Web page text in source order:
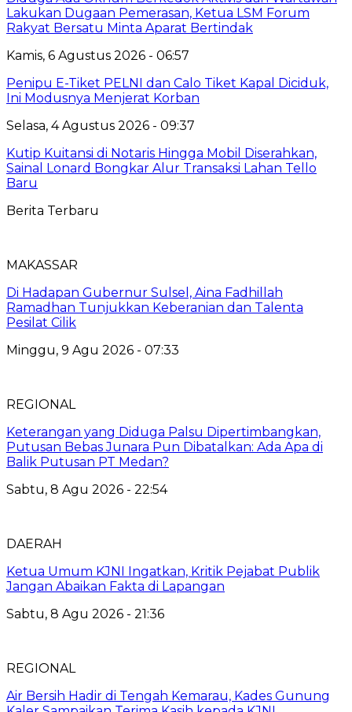
Lakukan Dugaan Pemerasan, Ketua LSM Forum
Rakyat Bersatu Minta Aparat Bertindak
Kamis, 6 Agustus 2026 - 06:57
Penipu E-Tiket PELNI dan Calo Tiket Kapal Diciduk,
Ini Modusnya Menjerat Korban
Selasa, 4 Agustus 2026 - 09:37
Kutip Kuitansi di Notaris Hingga Mobil Diserahkan,
Sainal Lonard Bongkar Alur Transaksi Lahan Tello
Baru
Berita Terbaru
MAKASSAR
Di Hadapan Gubernur Sulsel, Aina Fadhillah
Ramadhan Tunjukkan Keberanian dan Talenta
Pesilat Cilik
Minggu, 9 Agu 2026 - 07:33
REGIONAL
Keterangan yang Diduga Palsu Dipertimbangkan,
Putusan Bebas Junara Pun Dibatalkan: Ada Apa di
Balik Putusan PT Medan?
Sabtu, 8 Agu 2026 - 22:54
DAERAH
Ketua Umum KJNI Ingatkan, Kritik Pejabat Publik
Jangan Abaikan Fakta di Lapangan
Sabtu, 8 Agu 2026 - 21:36
REGIONAL
Air Bersih Hadir di Tengah Kemarau, Kades Gunung